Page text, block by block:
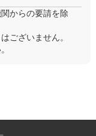
からの要請を除
ございません。